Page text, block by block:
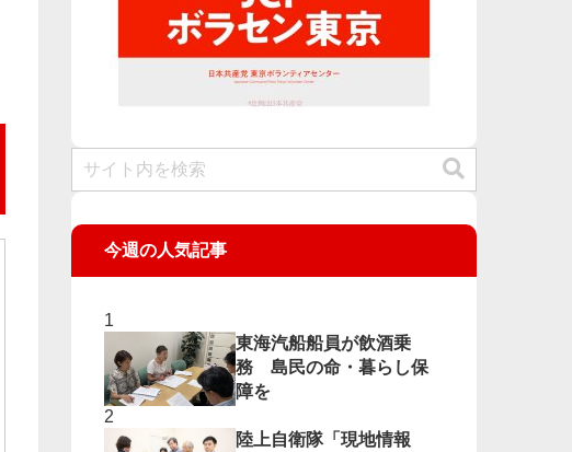
今週の人気記事
東海汽船船員が飲酒乗
務 島民の命・暮らし保
障を
陸上自衛隊「現地情報